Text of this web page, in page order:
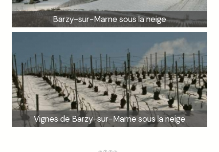
Barzy-sur-Marne sous la neige
Vignes de Barzy-sur-Marne sous la neige